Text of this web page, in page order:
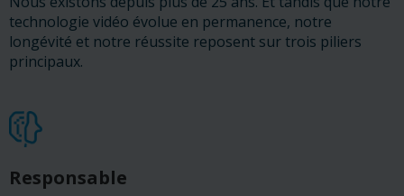
technologie vidéo évolue en permanence, notre
longévité et notre réussite reposent sur trois piliers
principaux.
Responsable